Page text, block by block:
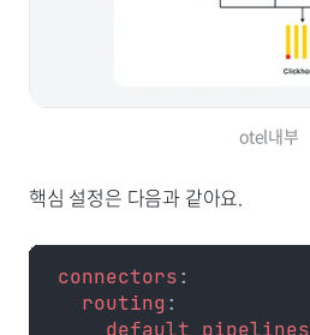
otel내부
핵심 설정은 다음과 같아요.
connectors:
  routing
:
    default_pipelines